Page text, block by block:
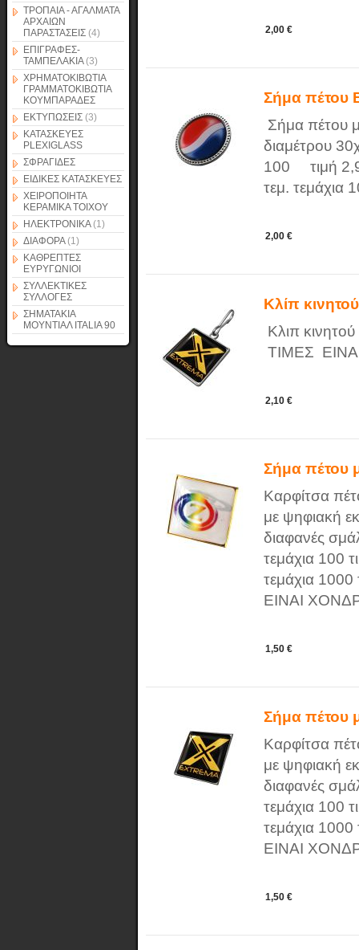
ΤΡΟΠΑΙΑ - ΑΓΑΛΜΑΤΑ
ΑΡΧΑΙΩΝ
ΠΑΡΑΣΤΑΣΕΙΣ (4)
ΕΠΙΓΡΑΦΕΣ-
ΤΑΜΠΕΛΑΚΙΑ(3)
ΧΡΗΜΑΤΟΚΙΒΩΤΙΑ
ΓΡΑΜΜΑΤΟΚΙΒΩΤΙΑ
ΚΟΥΜΠΑΡΑΔΕΣ
ΕΚΤΥΠΩΣΕΙΣ (3)
ΚΑΤΑΣΚΕΥΕΣ
PLEXIGLASS
ΣΦΡΑΓΙΔΕΣ
ΕΙΔΙΚΕΣ ΚΑΤΑΣΚΕΥΕΣ
ΧΕΙΡΟΠΟΙΗΤΑ
ΚΕΡΑΜΙΚΑ ΤΟΙΧΟΥ
ΗΛΕΚΤΡΟΝΙΚΑ(1)
ΔΙΑΦΟΡΑ(1)
ΚΑΘΡΕΠΤΕΣ
ΕΥΡΥΓΩΝΙΟΙ
ΣΥΛΛΕΚΤΙΚΕΣ
ΣΥΛΛΟΓΕΣ
ΣΗΜΑΤΑΚΙΑ
ΜΟΥΝΤΙΑΛ ITALIA 90
2,00 €
Σήμα πέτου
Σήμα πέτου
διαμέτρου
100 τιμή
τεμ. τεμάχια
2,00 €
Κλίπ
Κλιπ
ΤΙΜΕΣ
2,10 €
Σήμα πέτου
Καρφίτσα
με ψηφιακή
διαφανές
τεμάχια 100
τεμάχια
ΕΙΝΑΙ
1,50 €
Σήμα πέτου
Καρφίτσα
με ψηφιακή
διαφανές
τεμάχια 100
τεμάχια
ΕΙΝΑΙ
1,50 €